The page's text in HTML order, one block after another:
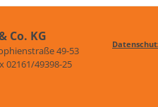
Co. KG
49-53
02161/49398-25